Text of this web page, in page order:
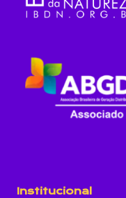
Institucional